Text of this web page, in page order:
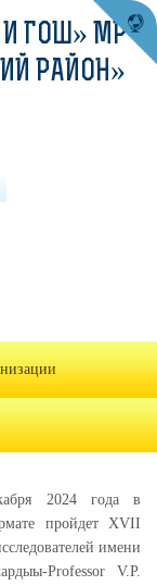
принять
"Шаг в
2024 года в
пройдет ХVII
имени
Professor V.P.
ГОШ» МР
РАЙОН»